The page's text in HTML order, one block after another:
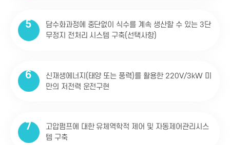
5
담수화과정에 중단없이 식수를 계속 생산할 수 있는 3단
무정지 전처리 시스템 구축(선택사항)
6
신재생에너지(태양 또는 풍력)를 활용한 220V/3kW 미
만의 저전력 운전구현
7
고압펌프에 대한 유체역학적 제어 및 자동제어관리시스
템 구축